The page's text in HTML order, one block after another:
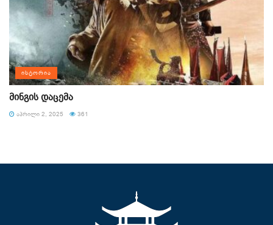
ᲘᲡᲢᲝᲠᲘᲐ
მინგის დაცემა
ᲐᲞᲠᲘᲚᲘ 2, 2025 361